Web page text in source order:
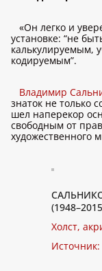
«Он легко и
установке: “не
калькулируемым,
кодируемым”.
Владимир
знаток не только
шел наперекор
свободным от
художественного
Холст,